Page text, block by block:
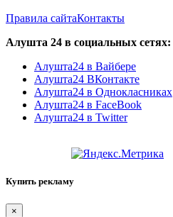
Правила сайтаКонтакты
Алушта 24 в социальных сетях:
Алушта24 в Вайбере
Алушта24 ВКонтакте
Алушта24 в Однокласниках
Алушта24 в FaceBook
Алушта24 в Twitter
Купить рекламу
×